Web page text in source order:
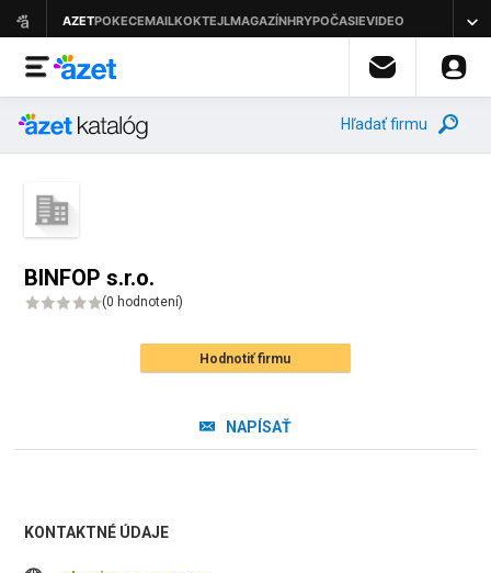
Hľadať firmu
BINFOP s.r.o.
(0 hodnotení)
Hodnotiť firmu
NAPÍSAŤ
KONTAKTNÉ ÚDAJE